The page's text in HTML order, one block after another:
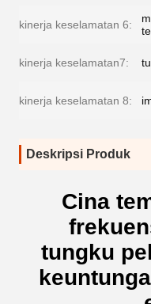
kinerja keselamatan 6:
kinerja keselamatan7:
kinerja keselamatan 8:
Deskripsi Produk
Cina
tungku